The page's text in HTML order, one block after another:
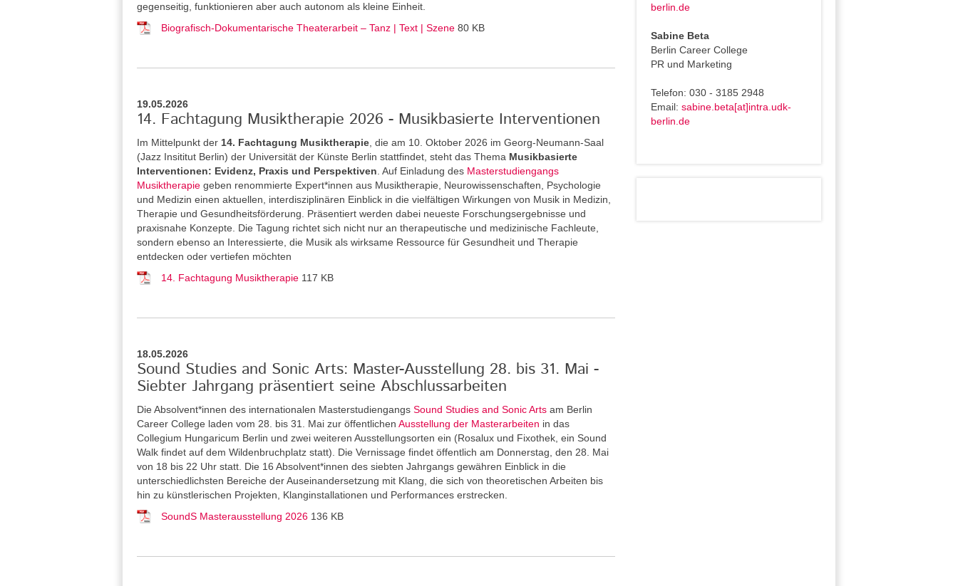
gegenseitig, funktionieren aber auch autonom als kleine Einheit.
Biografisch-Dokumentarische Theaterarbeit – Tanz | Text | Szene 80 KB
19.05.2026
14. Fachtagung Musiktherapie 2026 - Musikbasierte Interventionen
Im Mittelpunkt der 14. Fachtagung Musiktherapie , die am 10. Oktober 2026 im Georg-Neumann-Saal
(Jazz Insititut Berlin) der Universität der Künste Berlin stattfindet, steht das Thema Musikbasierte
Interventionen: Evidenz, Praxis und Perspektiven . Auf Einladung des Masterstudiengangs
Musiktherapie geben renommierte Expert*innen aus Musiktherapie, Neurowissenschaften, Psychologie
und Medizin einen aktuellen, interdisziplinären Einblick in die vielfältigen Wirkungen von Musik in Medizin,
Therapie und Gesundheitsförderung. Präsentiert werden dabei neueste Forschungsergebnisse und
praxisnahe Konzepte. Die Tagung richtet sich nicht nur an therapeutische und medizinische Fachleute,
sondern ebenso an Interessierte, die Musik als wirksame Ressource für Gesundheit und Therapie
entdecken oder vertiefen möchten
14. Fachtagung Musiktherapie 117 KB
18.05.2026
Sound Studies and Sonic Arts: Master-Ausstellung 28. bis 31. Mai -
Siebter Jahrgang präsentiert seine Abschlussarbeiten
Die Absolvent*innen des internationalen Masterstudiengangs Sound Studies and Sonic Arts am Berlin
Career College laden vom 28. bis 31. Mai zur öffentlichen Ausstellung der Masterarbeiten in das
Collegium Hungaricum Berlin und zwei weiteren Ausstellungsorten ein (Rosalux und Fixothek, ein Sound
Walk findet auf dem Wildenbruchplatz statt). Die Vernissage findet öffentlich am Donnerstag, den 28. Mai
von 18 bis 22 Uhr statt. Die 16 Absolvent*innen des siebten Jahrgangs gewähren Einblick in die
unterschiedlichsten Bereiche der Auseinandersetzung mit Klang, die sich von theoretischen Arbeiten bis
hin zu künstlerischen Projekten, Klanginstallationen und Performances erstrecken.
SoundS Masterausstellung 2026 136 KB
berlin.de
Sabine Beta
Berlin Career College
PR und Marketing
Telefon: 030 - 3185 2948
Email:sabine.beta[at]intra.udk-
berlin.de